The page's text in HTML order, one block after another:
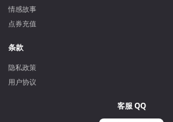
情感故事
点券充值
条款
隐私政策
用户协议
客服 QQ